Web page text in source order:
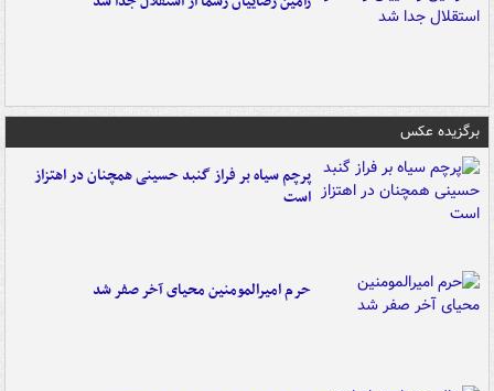
برگزیده عکس
پرچم سیاه بر فراز گنبد حسینی همچنان در اهتزاز
است
حرم امیرالمومنین محیای آخر صفر شد